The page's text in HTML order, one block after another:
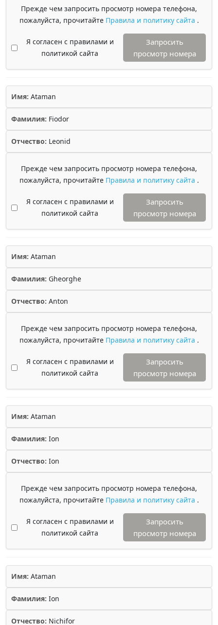
Прежде чем запросить просмотр номера телефона,
пожалуйста, прочитайте Правила и политику сайта .
Я согласен с правилами и
политикой сайта
Запросить
просмотр номера
Имя: Ataman
Фамилия: Fiodor
Отчество: Leonid
Прежде чем запросить просмотр номера телефона,
пожалуйста, прочитайте Правила и политику сайта .
Я согласен с правилами и
политикой сайта
Запросить
просмотр номера
Имя: Ataman
Фамилия: Gheorghe
Отчество: Anton
Прежде чем запросить просмотр номера телефона,
пожалуйста, прочитайте Правила и политику сайта .
Я согласен с правилами и
политикой сайта
Запросить
просмотр номера
Имя: Ataman
Фамилия: Ion
Отчество: Ion
Прежде чем запросить просмотр номера телефона,
пожалуйста, прочитайте Правила и политику сайта .
Я согласен с правилами и
политикой сайта
Запросить
просмотр номера
Имя: Ataman
Фамилия: Ion
Отчество: Nichifor